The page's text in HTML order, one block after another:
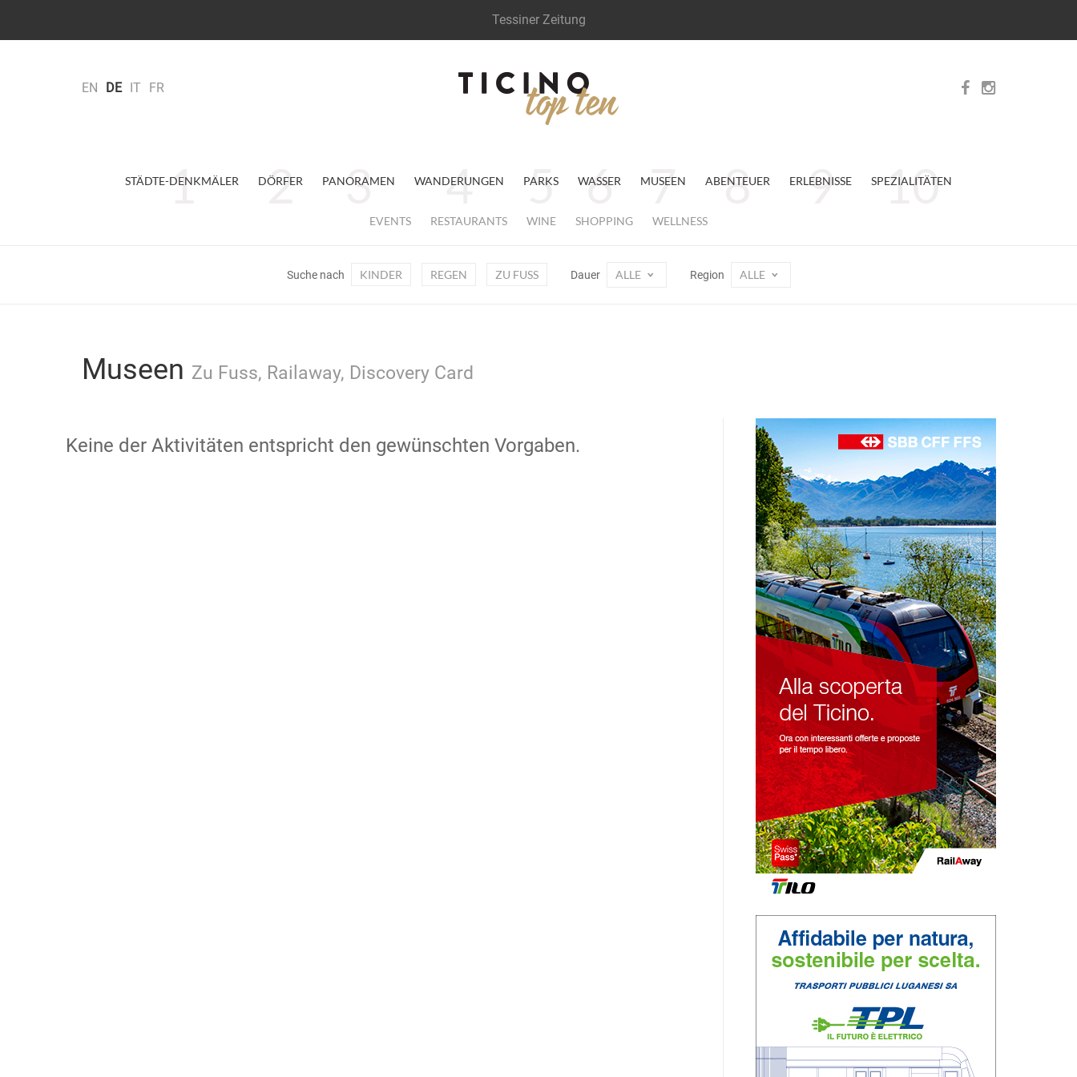
Tessiner Zeitung
EN DE IT FR
STÄDTE-DENKMÄLER DÖRFER PANORAMEN WANDERUNGEN PARKS WASSER MUSEEN ABENTEUER ERLEBNISSE SPEZIALITÄTEN
EVENTS RESTAURANTS WINE SHOPPING WELLNESS
Suche nach KINDER REGEN ZU FUSS Dauer ALLE Region ALLE
Museen Zu Fuss, Railaway, Discovery Card
Keine der Aktivitäten entspricht den gewünschten Vorgaben.